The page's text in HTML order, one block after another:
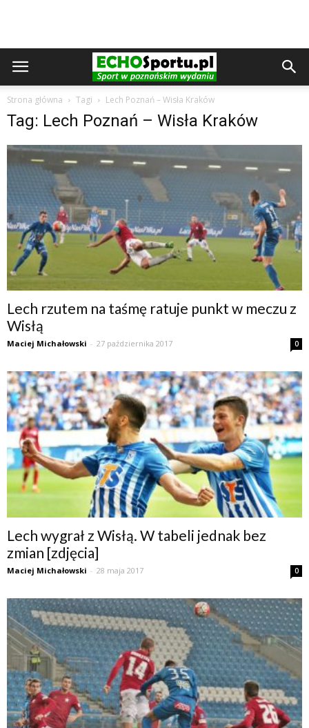
Strona główna Tagi Lech Poznań – Wisła Kraków
Tag: Lech Poznań – Wisła Kraków
Lech rzutem na taśmę ratuje punkt w meczu z
Wisłą
Maciej Michałowski - 27 października 2017 0
Lech wygrał z Wisłą. W tabeli jednak bez
zmian [zdjęcia]
Maciej Michałowski - 28 maja 2017 0